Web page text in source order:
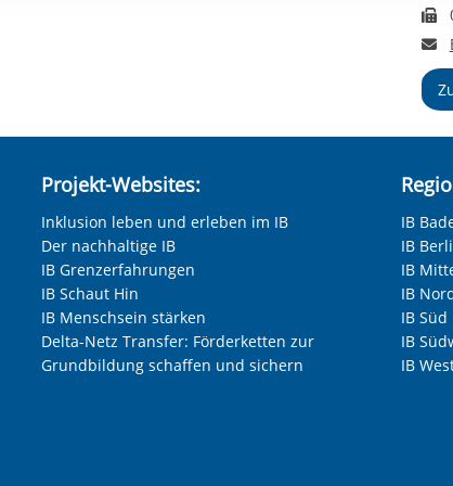
sich nicht auf notwendige Cookies, die erforderlich zur
somit gewünschten Website-Funktionen sind. Diese
Projekt-Websites:
Inklusion leben und erleben im IB
Der nachhaltige IB
IB Grenzerfahrungen
IB Schaut Hin
IB Menschsein stärken
Delta-Netz Transfer: Förderketten zur
Grundbildung schaffen und sichern
IB
IB
IB
IB
IB Süd
IB
IB